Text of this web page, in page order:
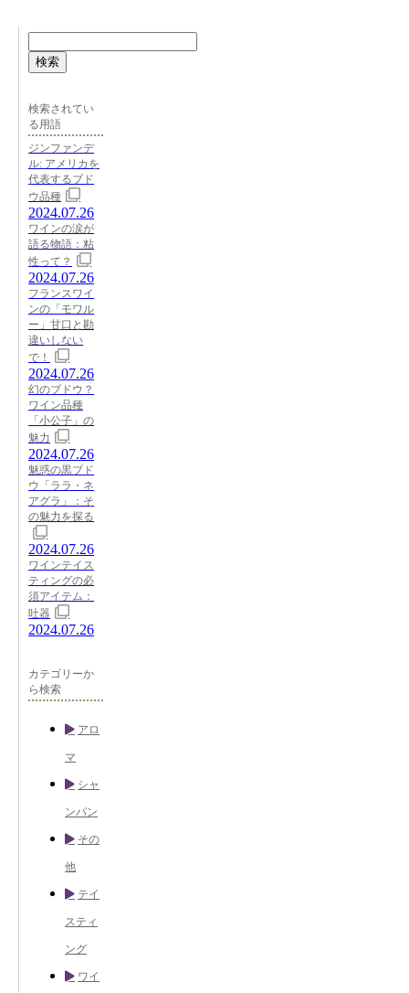
検索
検索されてい
る用語
ジンファンデ
ル: アメリカを
代表するブド
ウ品種
2024.07.26
ワインの涙が
語る物語：粘
性って？
2024.07.26
フランスワイ
ンの「モワル
ー」甘口と勘
違いしない
で！
2024.07.26
幻のブドウ？
ワイン品種
「小公子」の
魅力
2024.07.26
魅惑の黒ブド
ウ「ララ・ネ
アグラ」：そ
の魅力を探る
2024.07.26
ワインテイス
ティングの必
須アイテム：
吐器
2024.07.26
カテゴリーか
ら検索
アロ
マ
シャ
ンパン
その
他
テイ
スティ
ング
ワイ